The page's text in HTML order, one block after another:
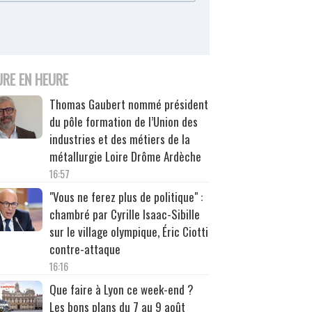
EN HEURE
Thomas Gaubert nommé président
du pôle formation de l’Union des
industries et des métiers de la
métallurgie Loire Drôme Ardèche
16:57
"Vous ne ferez plus de politique" :
chambré par Cyrille Isaac-Sibille
sur le village olympique, Éric Ciotti
contre-attaque
16:16
Que faire à Lyon ce week-end ?
Les bons plans du 7 au 9 août